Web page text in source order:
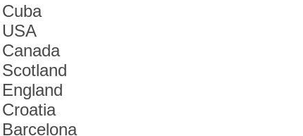
Cuba
USA
Canada
Scotland
England
Croatia
Barcelona